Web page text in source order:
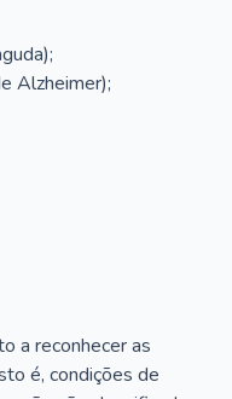
Alzheimer);
a reconhecer as
é, condições de